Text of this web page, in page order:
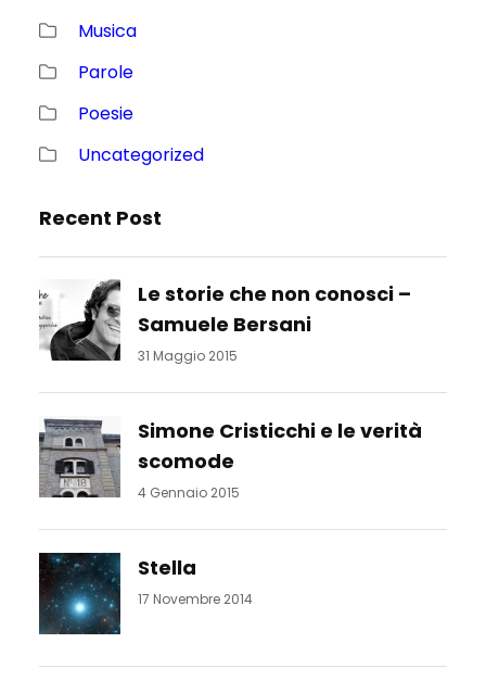
Musica
Parole
Poesie
Uncategorized
Recent Post
Le storie che non conosci –
Samuele Bersani
31 Maggio 2015
Simone Cristicchi e le verità
scomode
4 Gennaio 2015
Stella
17 Novembre 2014